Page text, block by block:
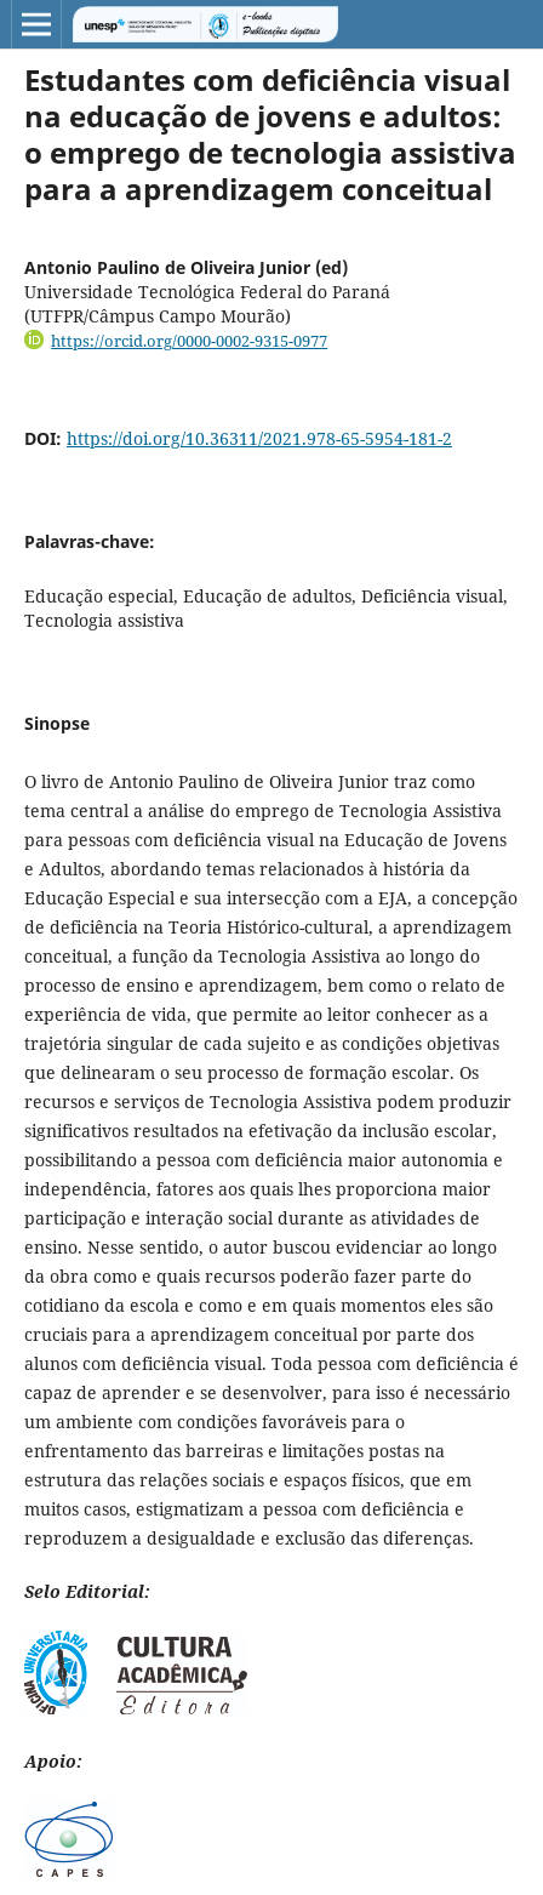
Estudantes com deficiência visual
na educação de jovens e adultos:
o emprego de tecnologia assistiva
para a aprendizagem conceitual
Antonio Paulino de Oliveira Junior (ed)
Universidade Tecnológica Federal do Paraná
(UTFPR/Câmpus Campo Mourão)
https://orcid.org/0000-0002-9315-0977
DOI: https://doi.org/10.36311/2021.978-65-5954-181-2
Palavras-chave:
Educação especial, Educação de adultos, Deficiência visual,
Tecnologia assistiva
Sinopse
O livro de Antonio Paulino de Oliveira Junior traz como
tema central a análise do emprego de Tecnologia Assistiva
para pessoas com deficiência visual na Educação de Jovens
e Adultos, abordando temas relacionados à história da
Educação Especial e sua intersecção com a EJA, a concepção
de deficiência na Teoria Histórico-cultural, a aprendizagem
conceitual, a função da Tecnologia Assistiva ao longo do
processo de ensino e aprendizagem, bem como o relato de
experiência de vida, que permite ao leitor conhecer as a
trajetória singular de cada sujeito e as condições objetivas
que delinearam o seu processo de formação escolar. Os
recursos e serviços de Tecnologia Assistiva podem produzir
significativos resultados na efetivação da inclusão escolar,
possibilitando a pessoa com deficiência maior autonomia e
independência, fatores aos quais lhes proporciona maior
participação e interação social durante as atividades de
ensino. Nesse sentido, o autor buscou evidenciar ao longo
da obra como e quais recursos poderão fazer parte do
cotidiano da escola e como e em quais momentos eles são
cruciais para a aprendizagem conceitual por parte dos
alunos com deficiência visual. Toda pessoa com deficiência é
capaz de aprender e se desenvolver, para isso é necessário
um ambiente com condições favoráveis para o
enfrentamento das barreiras e limitações postas na
estrutura das relações sociais e espaços físicos, que em
muitos casos, estigmatizam a pessoa com deficiência e
reproduzem a desigualdade e exclusão das diferenças.
Selo Editorial:
Apoio: